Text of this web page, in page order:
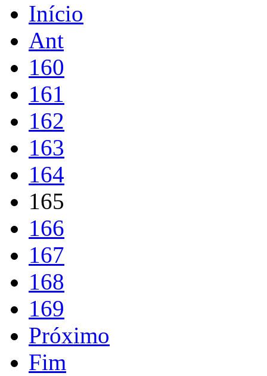
Início
Ant
160
161
162
163
164
165
166
167
168
169
Próximo
Fim